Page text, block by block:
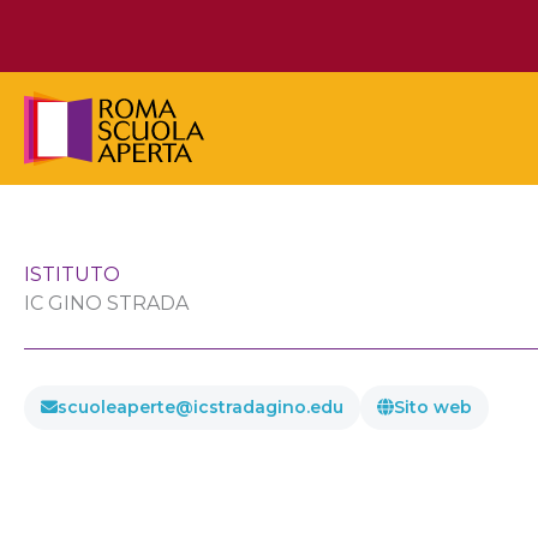
contenuto
ISTITUTO
IC GINO STRADA
scuoleaperte@icstradagino.edu Sito web